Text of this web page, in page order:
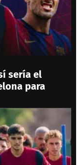
sería el
para